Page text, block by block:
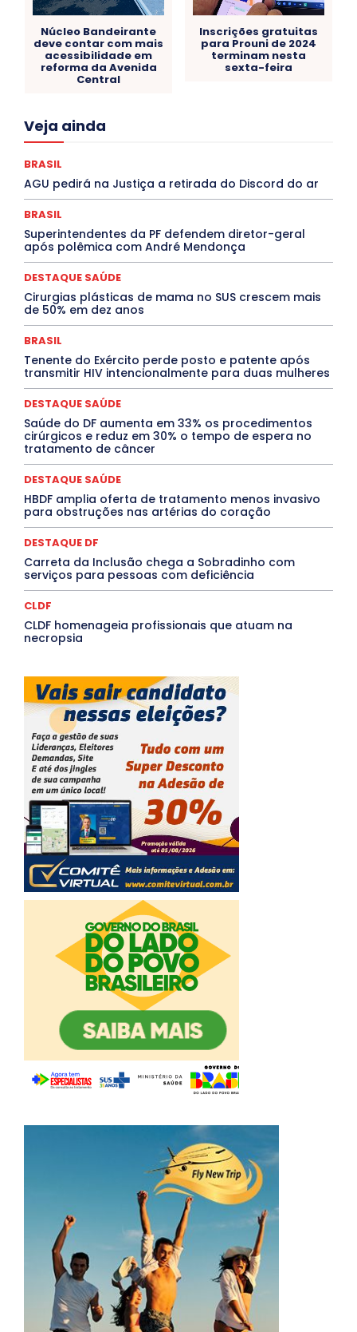
Núcleo Bandeirante
deve contar com mais
acessibilidade em
reforma da Avenida
Central
Inscrições gratuitas
para Prouni de 2024
terminam nesta
sexta-feira
Veja ainda
Acre
Congressuanas & Esplanadumas
Covid-19
Crônica Política Crônicas
CULTURA
Cultura e Tal
DANÇA Dengue
Denuncia
DESTAQUE BRASIL
DESTAQUE DF
DESTAQUE SAÚDE
DESTAQUES OUTROS
DISTRITO FEDERAL
EDUCAÇÃO
ELEIÇÕES
EMPREGO E OPORTUNIDADES
Especial
Espírito Santo ESPORTE
ESTÁGIO
EVENTOS
Febre Oropouche
Goiás
INTELIGÊNCIA ARTIFICIAL
INTERNACIONAL
MEIO AMBIENTE
MÚSICA
O Plantonista Opinião Oropouche
Paraíba
Paraná Pernambuco Piauí
POLÍTICA
PROCESSO SELETIVO
PUBLIEDITORIAL
QUALIFICAÇÃO PROFISSIONAL
Rio de Janeiro
Rio Grande do Sul
Roraima
Santa Catarina
São Paulo SARAMPO
SAÚDE
Saúde Agora
TÁ FROID?
TEATRO TECNOLOGIA
TIC TAC
Mais
BRASIL
AGU pedirá na Justiça a retirada do Discord do ar
BRASIL
Superintendentes da PF defendem diretor-geral
após polêmica com André Mendonça
DESTAQUE SAÚDE
Cirurgias plásticas de mama no SUS crescem mais
de 50% em dez anos
BRASIL
Tenente do Exército perde posto e patente após
transmitir HIV intencionalmente para duas mulheres
DESTAQUE SAÚDE
Saúde do DF aumenta em 33% os procedimentos
cirúrgicos e reduz em 30% o tempo de espera no
tratamento de câncer
DESTAQUE SAÚDE
HBDF amplia oferta de tratamento menos invasivo
para obstruções nas artérias do coração
DESTAQUE DF
Carreta da Inclusão chega a Sobradinho com
serviços para pessoas com deficiência
CLDF
CLDF homenageia profissionais que atuam na
necropsia